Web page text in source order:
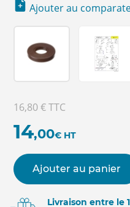
Ajouter au
16,80 €TTC
14,00€ HT
Ajouter au panier
Livraison entre le